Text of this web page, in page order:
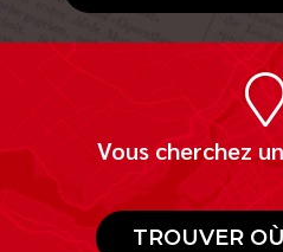
Vous cherchez
TROUVER